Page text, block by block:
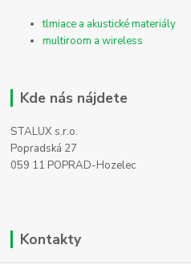
tlmiace a akustické materiály
multiroom a wireless
Kde nás nájdete
STALUX s.r.o.
Popradská 27
059 11 POPRAD-Hozelec
Kontakty